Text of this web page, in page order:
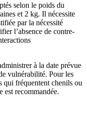
selon le poids du
et 2 kg. Il nécessite
par la nécessité
l’absence de contre-
à la date prévue
vulnérabilité. Pour les
qui fréquentent chenils ou
est recommandée.